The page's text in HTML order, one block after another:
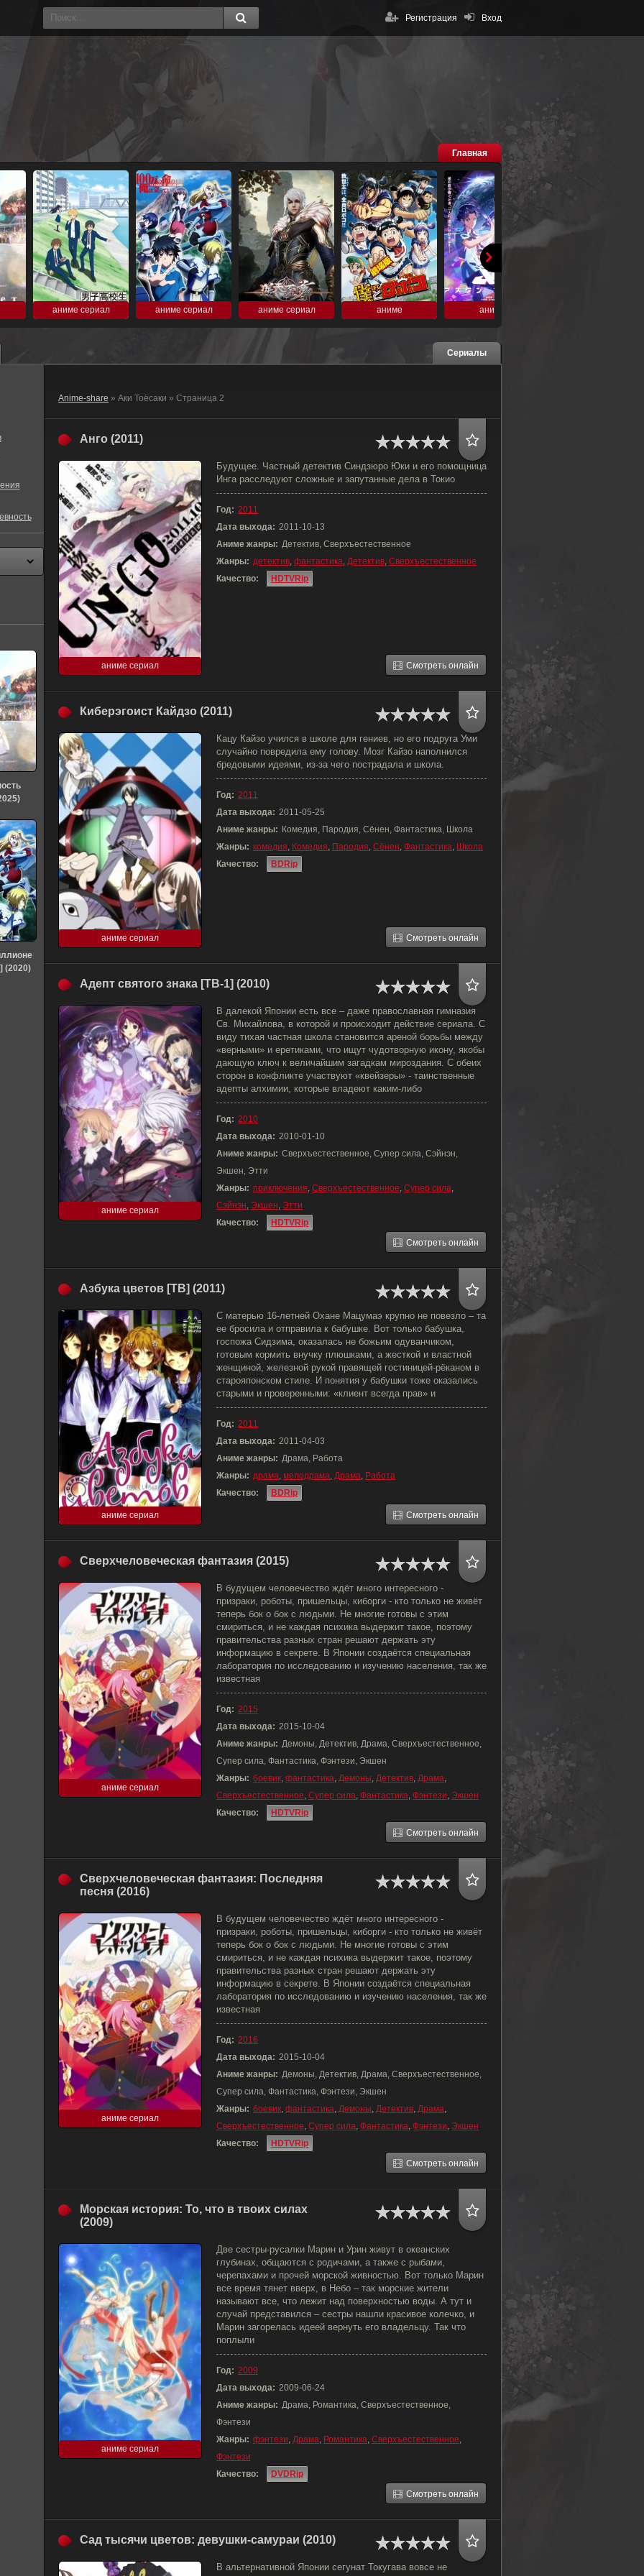
Вход
Регистрация
Главная
аниме сериал аниме сериал аниме сериал аниме аниме
Сериалы
Anime-share » Аки Тоёсаки » Страница 2
Анго (2011)
аниме сериал
Будущее. Частный детектив Синдзюро Юки и его помощница
Инга расследуют сложные и запутанные дела в Токио
Год: 2011
Дата выхода: 2011-10-13
Аниме жанры: Детектив, Сверхъестественное
Жанры: детектив, фантастика, Детектив, Сверхъестественное
Качество:
HDTVRip
Смотреть онлайн
Киберэгоист Кайдзо (2011)
аниме сериал
Кацу Кайзо учился в школе для гениев, но его подруга Уми
случайно повредила ему голову. Мозг Кайзо наполнился
бредовыми идеями, из-за чего пострадала и школа.
Год: 2011
Дата выхода: 2011-05-25
Аниме жанры: Комедия, Пародия, Сёнен, Фантастика, Школа
Жанры: комедия, Комедия, Пародия, Сёнен, Фантастика, Школа
Качество:
BDRip
Смотреть онлайн
Адепт святого знака [ТВ-1] (2010)
аниме сериал
В далекой Японии есть все – даже православная гимназия
Св. Михайлова, в которой и происходит действие сериала. С
виду тихая частная школа становится ареной борьбы между
«верными» и еретиками, что ищут чудотворную икону, якобы
дающую ключ к величайшим загадкам мироздания. С обеих
сторон в конфликте участвуют «квейзеры» - таинственные
адепты алхимии, которые владеют каким-либо
Год: 2010
Дата выхода: 2010-01-10
Аниме жанры: Сверхъестественное, Супер сила, Сэйнэн,
Экшен, Этти
Жанры: приключения, Сверхъестественное, Супер сила,
Сэйнэн, Экшен, Этти
Качество:
HDTVRip
Смотреть онлайн
Азбука цветов [ТВ] (2011)
аниме сериал
С матерью 16-летней Охане Мацумаэ крупно не повезло – та
ее бросила и отправила к бабушке. Вот только бабушка,
госпожа Сидзима, оказалась не божьим одуванчиком,
готовым кормить внучку плюшками, а жесткой и властной
женщиной, железной рукой правящей гостиницей-рёканом в
старояпонском стиле. И понятия у бабушки тоже оказались
старыми и проверенными: «клиент всегда прав» и
Год: 2011
Дата выхода: 2011-04-03
Аниме жанры: Драма, Работа
Жанры: драма, мелодрама, Драма, Работа
Качество:
BDRip
Смотреть онлайн
Сверхчеловеческая фантазия (2015)
аниме сериал
В будущем человечество ждёт много интересного -
призраки, роботы, пришельцы, киборги - кто только не живёт
теперь бок о бок с людьми. Не многие готовы с этим
смириться, и не каждая психика выдержит такое, поэтому
правительства разных стран решают держать эту
информацию в секрете. В Японии создаётся специальная
лаборатория по исследованию и изучению населения, так же
известная
Год: 2015
Дата выхода: 2015-10-04
Аниме жанры: Демоны, Детектив, Драма, Сверхъестественное,
Супер сила, Фантастика, Фэнтези, Экшен
Жанры: боевик, фантастика, Демоны, Детектив, Драма,
Сверхъестественное, Супер сила, Фантастика, Фэнтези, Экшен
Качество:
HDTVRip
Смотреть онлайн
Сверхчеловеческая фантазия: Последняя
песня (2016)
аниме сериал
В будущем человечество ждёт много интересного -
призраки, роботы, пришельцы, киборги - кто только не живёт
теперь бок о бок с людьми. Не многие готовы с этим
смириться, и не каждая психика выдержит такое, поэтому
правительства разных стран решают держать эту
информацию в секрете. В Японии создаётся специальная
лаборатория по исследованию и изучению населения, так же
известная
Год: 2016
Дата выхода: 2015-10-04
Аниме жанры: Демоны, Детектив, Драма, Сверхъестественное,
Супер сила, Фантастика, Фэнтези, Экшен
Жанры: боевик, фантастика, Демоны, Детектив, Драма,
Сверхъестественное, Супер сила, Фантастика, Фэнтези, Экшен
Качество:
HDTVRip
Смотреть онлайн
Морская история: То, что в твоих силах
(2009)
аниме сериал
Две сестры-русалки Марин и Урин живут в океанских
глубинах, общаются с родичами, а также с рыбами,
черепахами и прочей морской живностью. Вот только Марин
все время тянет вверх, в Небо – так морские жители
называют все, что лежит над поверхностью воды. А тут и
случай представился – сестры нашли красивое колечко, и
Марин загорелась идеей вернуть его владельцу. Так что
поплыли
Год: 2009
Дата выхода: 2009-06-24
Аниме жанры: Драма, Романтика, Сверхъестественное,
Фэнтези
Жанры: фэнтези, Драма, Романтика, Сверхъестественное,
Фэнтези
Качество:
DVDRip
Смотреть онлайн
Сад тысячи цветов: девушки-самураи (2010)
В альтернативной Японии сегунат Токугава вовсе не
(2020)